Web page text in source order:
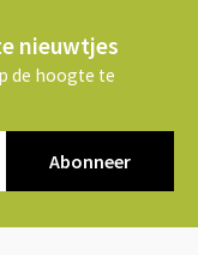
nieuwtjes
de hoogte te
Abonneer